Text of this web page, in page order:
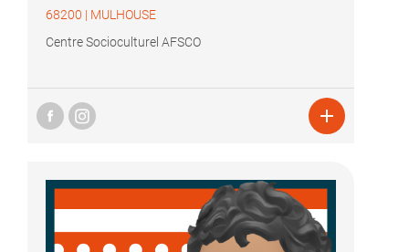
68200 | MULHOUSE
Centre Socioculturel AFSCO
